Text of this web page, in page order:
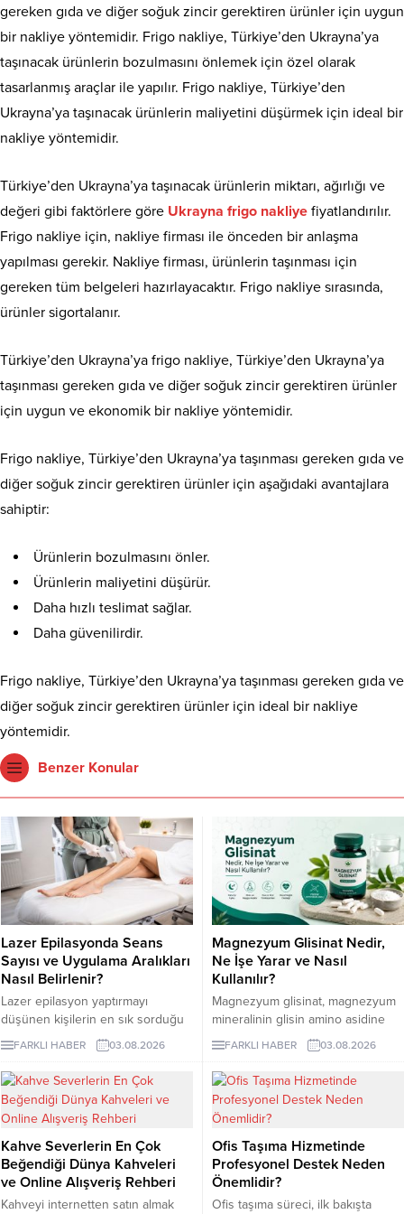
gereken gıda ve diğer soğuk zincir gerektiren ürünler için uygun
bir nakliye yöntemidir. Frigo nakliye, Türkiye’den Ukrayna’ya
taşınacak ürünlerin bozulmasını önlemek için özel olarak
tasarlanmış araçlar ile yapılır. Frigo nakliye, Türkiye’den
Ukrayna’ya taşınacak ürünlerin maliyetini düşürmek için ideal bir
nakliye yöntemidir.
Türkiye’den Ukrayna’ya taşınacak ürünlerin miktarı, ağırlığı ve
değeri gibi faktörlere göre Ukrayna frigo nakliye fiyatlandırılır.
Frigo nakliye için, nakliye firması ile önceden bir anlaşma
yapılması gerekir. Nakliye firması, ürünlerin taşınması için
gereken tüm belgeleri hazırlayacaktır. Frigo nakliye sırasında,
ürünler sigortalanır.
Türkiye’den Ukrayna’ya frigo nakliye, Türkiye’den Ukrayna’ya
taşınması gereken gıda ve diğer soğuk zincir gerektiren ürünler
için uygun ve ekonomik bir nakliye yöntemidir.
Frigo nakliye, Türkiye’den Ukrayna’ya taşınması gereken gıda ve
diğer soğuk zincir gerektiren ürünler için aşağıdaki avantajlara
sahiptir:
Ürünlerin bozulmasını önler.
Ürünlerin maliyetini düşürür.
Daha hızlı teslimat sağlar.
Daha güvenilirdir.
Frigo nakliye, Türkiye’den Ukrayna’ya taşınması gereken gıda ve
diğer soğuk zincir gerektiren ürünler için ideal bir nakliye
yöntemidir.
Benzer Konular
Lazer Epilasyonda Seans
Sayısı ve Uygulama Aralıkları
Nasıl Belirlenir?
Lazer epilasyon yaptırmayı
düşünen kişilerin en sık sorduğu
konuların başında kaç seans
gerektiği gelir. Ancak bu soruya
herkes için geçerli tek bir sayı
vermek mümkün değildir. Cilt
rengi, kılın kalınlığı, uygulama
bölgesi ve hormonal özellikler
seans planını etkileyebilir. İzmir
lazer epilasyon seçenekleri
araştırılırken kısa sürede kesin
sonuç vadeden açıklamalarla
FARKLI HABER 03.08.2026
Magnezyum Glisinat Nedir,
Ne İşe Yarar ve Nasıl
Kullanılır?
Magnezyum glisinat, magnezyum
mineralinin glisin amino asidine
bağlandığı bir takviye formudur.
Glisin, vücudun protein yapımında
kullandığı en küçük amino asittir
ve burada minerali taşıyan bileşen
olarak görev yapar.
FARKLI HABER 03.08.2026
Kahve Severlerin En Çok
Beğendiği Dünya Kahveleri
ve Online Alışveriş Rehberi
Kahveyi internetten satın almak
Ofis Taşıma Hizmetinde
Profesyonel Destek Neden
Önemlidir?
Ofis taşıma süreci, ilk bakışta